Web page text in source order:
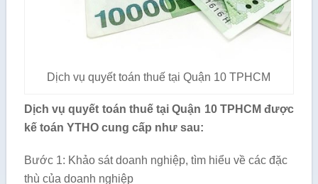
Dịch vụ quyết toán thuế tại Quận 10 TPHCM
Dịch vụ quyết toán thuế tại Quận 10 TPHCM được
kế toán YTHO cung cấp như sau:
Bước 1: Khảo sát doanh nghiệp, tìm hiểu về các đặc
thù của doanh nghiệp